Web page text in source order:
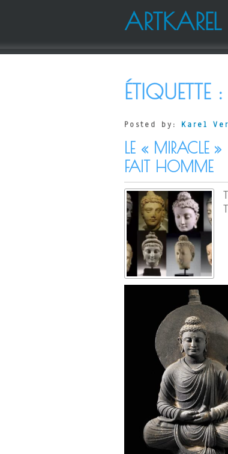
ARTKAREL
ÉTIQUETTE :
Posted by: Karel
LE « MIRACLE
FAIT HOMME